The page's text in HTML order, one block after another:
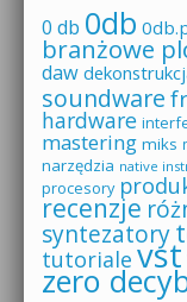
0 db 0db
branżowe
daw
soundware
hardware
mastering miks
narzędzia native
procesory
recenzje
syntezatory
tutoriale vst
zero